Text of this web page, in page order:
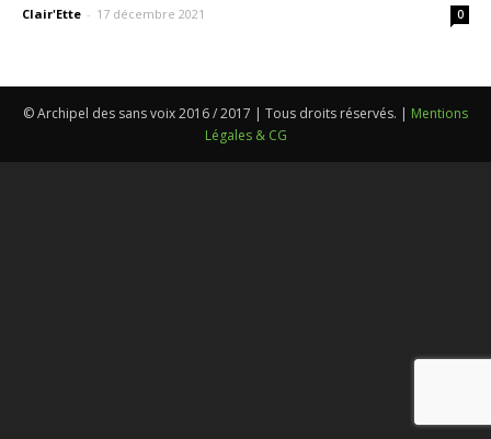
Clair'Ette - 17 décembre 2021 0
© Archipel des sans voix 2016 / 2017 | Tous droits réservés. | Mentions
Légales & CG